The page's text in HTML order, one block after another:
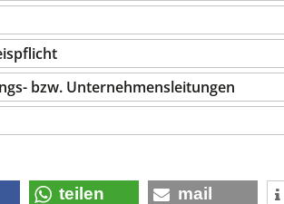
bzw. Unternehmensleitungen
teilen mail